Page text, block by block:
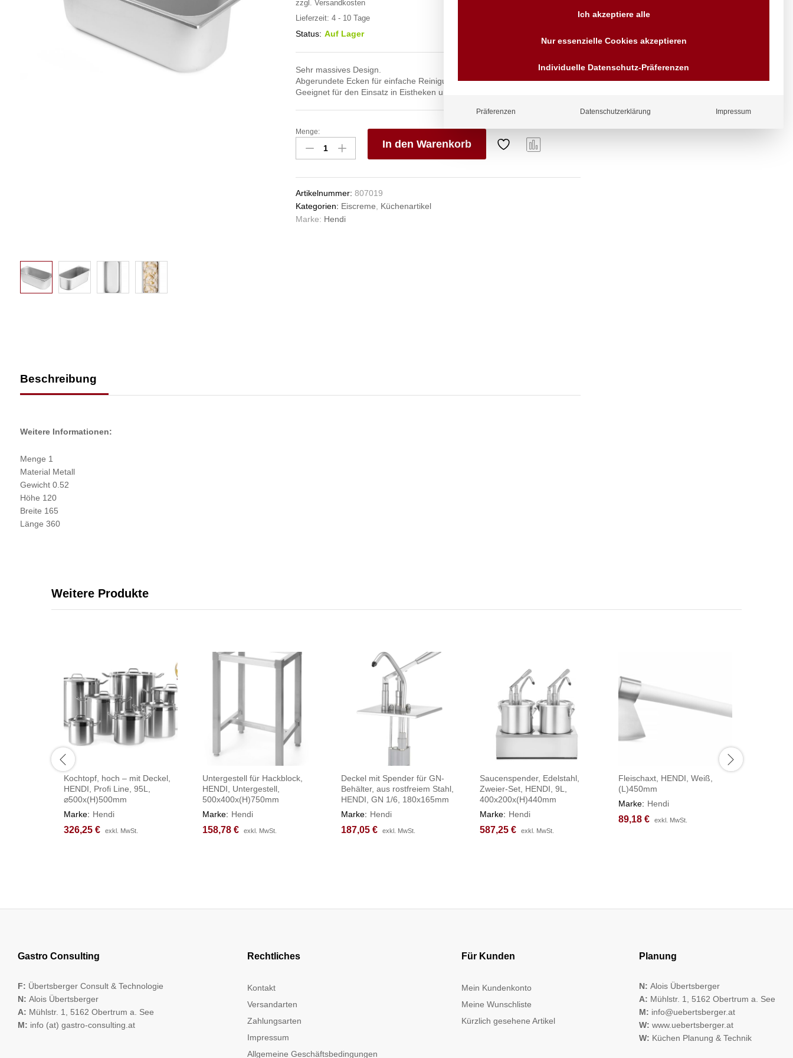
zzgl. Versandkosten
Lieferzeit: 4 - 10 Tage
Status: Auf Lager
Sehr massives Design.
Abgerundete Ecken für einfache Reinigung.
Geeignet für den Einsatz in Eistheken und Tiefkühlschränken.
Eiscremebehälter
Kitchen
Line,
Line,
5L,
360x165x(H)120mm
Menge:
In den Warenkorb
Artikelnummer: 807019
Kategorien: Eiscreme, Küchenartikel
Marke: Hendi
Beschreibung
Weitere Informationen:
Menge 1
Material Metall
Gewicht 0.52
Höhe 120
Breite 165
Länge 360
Anfragen
Wir sind seit über 40 Jahren
für Sie da
Vorrauskasse Paypal,
Kreditkarte, Direkt
Weitere Produkte
Kochtopf, hoch – mit Deckel,
HENDI, Profi Line, 95L,
⌀500x(H)500mm
Marke: Hendi
326,25 € exkl. MwSt.
326,25 € exkl. MwSt.
Untergestell für Hackblock,
HENDI, Untergestell,
500x400x(H)750mm
Marke: Hendi
158,78 € exkl. MwSt.
158,78 € exkl. MwSt.
Deckel mit Spender für GN-
Behälter, aus rostfreiem Stahl,
HENDI, GN 1/6, 180x165mm
Marke: Hendi
187,05 € exkl. MwSt.
187,05 € exkl. MwSt.
Saucenspender, Edelstahl,
Zweier-Set, HENDI, 9L,
400x200x(H)440mm
Marke: Hendi
587,25 € exkl. MwSt.
587,25 € exkl. MwSt.
Fleischaxt, HENDI, Weiß,
(L)450mm
Marke: Hendi
89,18 € exkl. MwSt.
89,18 € exkl. MwSt.
Gastro Consulting
F: Übertsberger Consult & Technologie
N: Alois Übertsberger
A: Mühlstr. 1, 5162 Obertrum a. See
M: info (at) gastro-consulting.at
Rechtliches
Kontakt
Versandarten
Zahlungsarten
Impressum
Allgemeine Geschäftsbedingungen
Für Kunden
Mein Kundenkonto
Meine Wunschliste
Kürzlich gesehene Artikel
Planung
N: Alois Übertsberger
A: Mühlstr. 1, 5162 Obertrum a. See
M: info@uebertsberger.at
W: www.uebertsberger.at
W: Küchen Planung & Technik
Ich akzeptiere alle
Nur essenzielle Cookies akzeptieren
Individuelle Datenschutz-Präferenzen
Präferenzen Datenschutzerklärung Impressum